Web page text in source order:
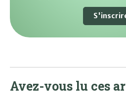
Avez-vous lu ces